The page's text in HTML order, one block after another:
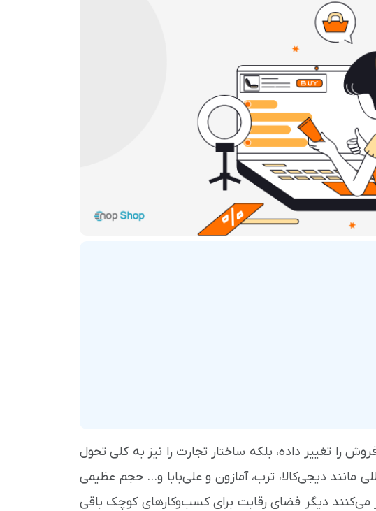
پرداخت اینترنتی
را تغییر داده، بلکه ساختار تجارت را نیز به کلی تحول
مانند دیجی‌کالا، ترب، آمازون و علی‌بابا و... حجم عظیمی
می‌کنند دیگر فضای رقابت برای کسب‌وکارهای کوچک باقی